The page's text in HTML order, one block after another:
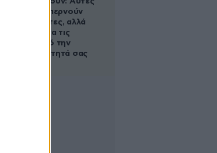
οι τροφές, περνούν
απαρατήρητες, αλλά
καλό είναι να τις
βγάλετε από την
καθημερινότητά σας